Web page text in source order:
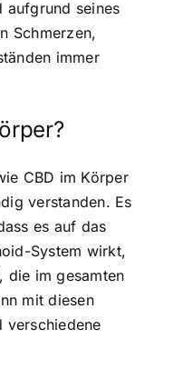
aufgrund seines
Schmerzen,
immer
CBD im Körper
verstanden. Es
es auf das
System wirkt,
die im gesamten
mit diesen
verschiedene